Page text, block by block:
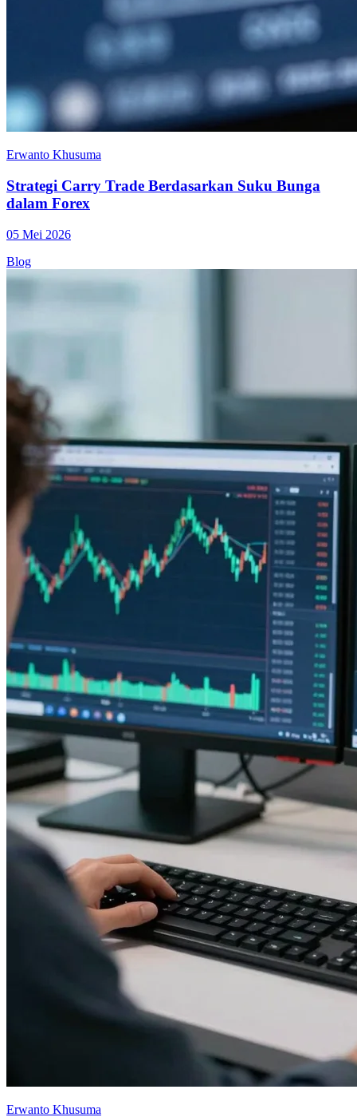
Erwanto Khusuma
Strategi Carry Trade Berdasarkan Suku Bunga
dalam Forex
05 Mei 2026
Blog
Erwanto Khusuma